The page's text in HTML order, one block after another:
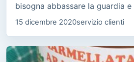
bisogna abbassare la guardia e
15 dicembre 2020servizio clienti